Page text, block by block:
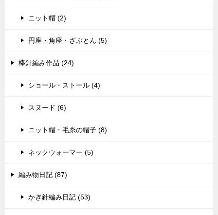
ニット帽 (2)
円座・角座・ざぶとん (5)
棒針編み作品 (24)
ショール・ストール (4)
スヌード (6)
ニット帽・毛糸の帽子 (8)
ネックウォーマー (5)
編み物日記 (87)
かぎ針編み日記 (53)